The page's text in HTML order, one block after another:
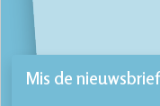
Mis de